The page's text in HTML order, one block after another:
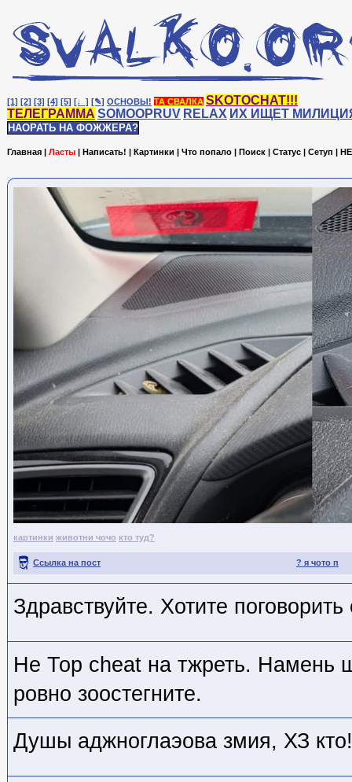
[1] [2] [3] [4] [5] [♩] [✎] ОСНОВЫ! ТА СВАЛКА SKOTOCHAT!!!
ТЕЛЕГРАММА SOMOOPRUV RELAX ИХ ИЩЕТ
НАОРАТЬ НА ФОЖЖЕРА?
Главная | Ласты | Написать! | Картинки | Что попало | Поиск | Статус | Сетуп |
картинки животни чочо кто туд?
? я чото п
Ссылка на пост
Здравствуйте. Хотите поговорить
Не Тор cheat на тжреть. Намень
ровно зоостегните.
Душы аджноглаэова змия, ХЗ кто!